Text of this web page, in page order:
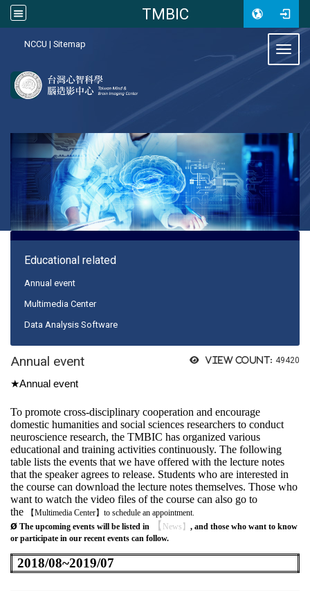
TMBIC
NCCU | Sitemap
Educational related
Annual event
Multimedia Center
Data Analysis Software
View count: 49420
Annual event
★Annual event
To promote cross-disciplinary cooperation and encourage
domestic humanities and social sciences researchers to conduct
neuroscience research, the TMBIC has organized various
educational and training activities continuously. The following
table lists the events that we have offered with the lecture notes
that the speaker agrees to release. Students who are interested in
the course can download the lecture notes themselves. Those who
want to watch the video files of the course can also go to
the
【Multimedia Center】 to schedule an appointment.
ø The upcoming events will be listed in 【 News 】 , and those who want to know
or participate in our recent events can follow.
2018/08~2019/07